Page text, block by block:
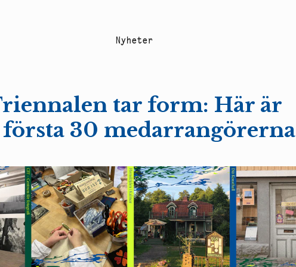
Nyheter
tar form: Här är
första 30 medarrangörerna